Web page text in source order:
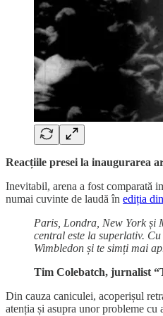
Reacțiile presei la inaugurarea
Inevitabil, arena a fost comparată
numai cuvinte de laudă în ediția
Paris, Londra, New York și
central este la superlativ.
Wimbledon și te simți mai
Tim Colebatch, jurnalist
Din cauza caniculei, acoperișul
atenția și asupra unor probleme cu